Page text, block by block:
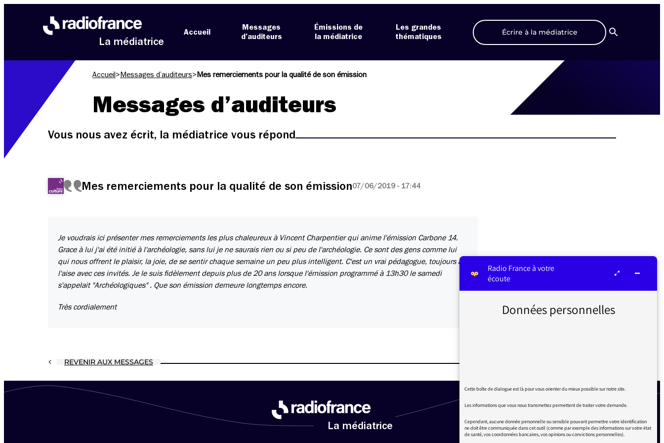
La médiatrice
Accueil
Messages
d’auditeurs
Émissions de
la médiatrice
Les grandes
thématiques
Écrire à la médiatrice
Recherche
Accueil > Messages d’auditeurs> Mes remerciements pour la qualité de son émission
Messages d’auditeurs
Vous nous avez écrit, la médiatrice vous répond
Mes remerciements pour la qualité de son émission07/06/2019 - 17:44
Je voudrais ici présenter mes remerciements les plus chaleureux à Vincent Charpentier qui anime l'émission Carbone 14.
Grace à lui j'ai été initié à l'archéologie, sans lui je ne saurais rien ou si peu de l'archéologie. Ce sont des gens comme lui
qui nous offrent le plaisir, la joie, de se sentir chaque semaine un peu plus intelligent. C'est un vrai pédagogue, toujours à
l'aise avec ces invités. Je le suis fidèlement depuis plus de 20 ans lorsque l'émission programmé à 13h30 le samedi
s'appelait "Archéologiques" . Que son émission demeure longtemps encore.
Très cordialement
REVENIR AUX MESSAGES
La médiatrice
Radio France à votre
écoute
Données personnelles
Cette boîte de dialogue est là pour vous orienter du mieux possible sur notre site.
Les informations que vous nous transmettez permettent de traiter votre demande.
Cependant, aucune donnée personnelle ou sensible pouvant permettre votre identification
ne doit être communiquée dans cet outil (comme par exemple des informations sur votre état
de santé, vos coordonnées bancaires, vos opinions ou convictions personnelles).